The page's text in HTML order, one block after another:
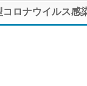
コロナウイルス